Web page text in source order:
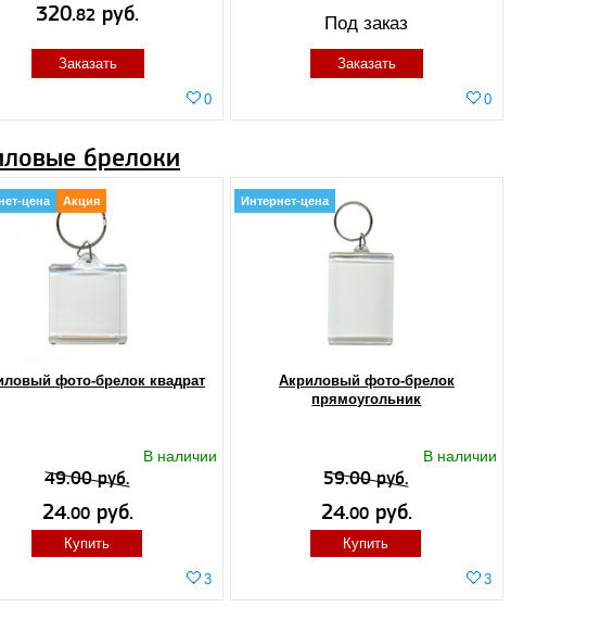
0
320.82 руб.
Заказать
0
Под заказ
Заказать
брелоки
фото-брелок квадрат
В наличии
3
Акция
цена
49.00 руб.
24.00руб.
Купить
Акриловый фото-брелок
прямоугольник
В наличии
3
Интернет-цена
59.00 руб.
24.00руб.
Купить